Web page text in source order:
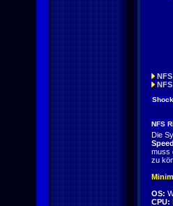
NFS
Die
muss
zu
OS:
CPU: